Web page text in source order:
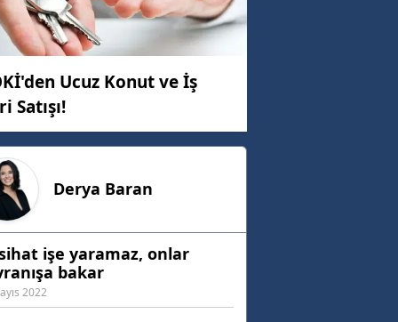
Ucuz Konut ve İş
Satışı!
Derya Baran
işe yaramaz, onlar
bakar
2022